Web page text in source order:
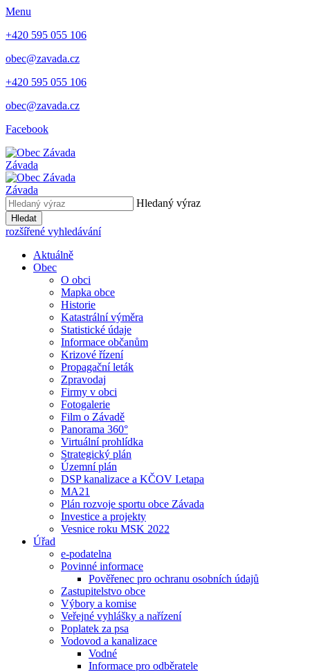
Menu
+420 595 055 106
obec@zavada.cz
+420 595 055 106
obec@zavada.cz
Facebook
Závada
Závada
Hledaný výraz
Hledat
rozšířené vyhledávání
Aktuálně
Obec
O obci
Mapka obce
Historie
Katastrální výměra
Statistické údaje
Informace občanům
Krizové řízení
Propagační leták
Zpravodaj
Firmy v obci
Fotogalerie
Film o Závadě
Panorama 360°
Virtuální prohlídka
Strategický plán
Územní plán
DSP kanalizace a KČOV I.etapa
MA21
Plán rozvoje sportu obce Závada
Investice a projekty
Vesnice roku MSK 2022
Úřad
e-podatelna
Povinné informace
Pověřenec pro ochranu osobních údajů
Zastupitelstvo obce
Výbory a komise
Veřejné vyhlášky a nařízení
Poplatek za psa
Vodovod a kanalizace
Vodné
Informace pro odběratele